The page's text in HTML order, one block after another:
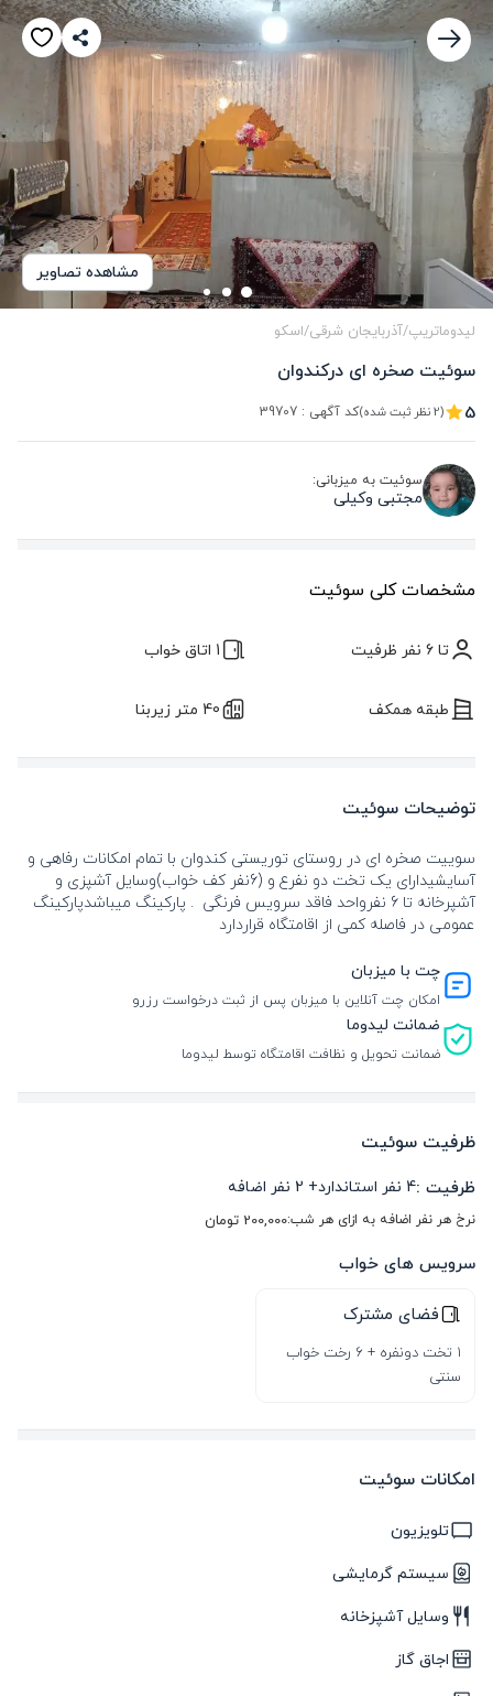
مشاهده تصاویر
لیدوماتریپ/آذربایجان شرقی/اسکو
سوئیت صخره ای درکندوان
5 (2 نظر ثبت شده) کد آگهی : 39707
سوئیت به میزبانی:
مجتبی وکیلی
مشخصات کلی سوئیت
تا 6 نفر ظرفیت 1 اتاق خواب
طبقه همکف 40 متر زیربنا
توضیحات سوئیت
سوییت صخره ای در روستای توریستی کندوان با تمام امکانات رفاهی و
آسایشیدارای یک تخت دو نفرع و (6نفر کف خواب)وسایل آشپزی و
آشپرخانه تا 6 نفرواحد فاقد سرویس فرنگی . پارکینگ میباشدپارکینگ
عمومی در فاصله کمی از اقامتگاه قراردارد
چت با میزبان
امکان چت آنلاین با میزبان پس از ثبت درخواست رزرو
ضمانت لیدوما
ضمانت تحویل و نظافت اقامتگاه توسط لیدوما
ظرفیت سوئیت
ظرفیت :4 نفر استاندارد+
2 نفر اضافه
نرخ هر نفر اضافه به ازای هر شب:200,000 تومان
سرویس های خواب
فضای مشترک
1 تخت دونفره + 6 رخت خواب
سنتی
امکانات سوئیت
تلویزیون
سیستم گرمایشی
وسایل آشپزخانه
اجاق گاز